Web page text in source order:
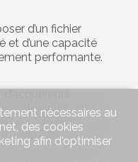
d’un fichier
et d’une capacité
performante.
visites, plus vous
en négociation,
de vendre à un
nécessaires au
des cookies
afin d'optimiser